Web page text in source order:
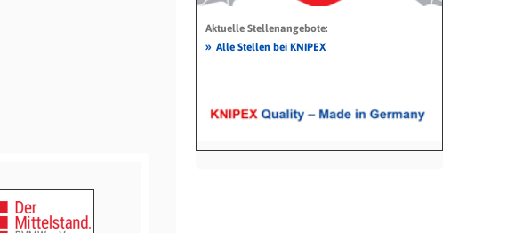
Aktuelle Stellenangebote:
» Alle Stellen bei KNIPEX